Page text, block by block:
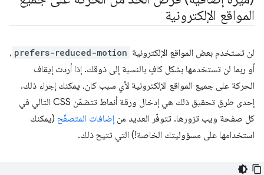
المواقع الإلكترونية
لن تستخدم بعض المواقع الإلكترونية prefers-reduced-motion ،
أو ربما لن تستخدمها بشكل كافٍ بالنسبة إلى ذوقك. إذا أردت إيقاف
الحركة على جميع المواقع الإلكترونية لأي سبب كان، يمكنك إجراء ذلك.
إحدى طرق تحقيق ذلك هي إدخال ورقة أنماط تتضمّن CSS التالي في
كل صفحة ويب تزورها. تتوفّر العديد من إضافات المتصفّح (يمكنك
استخدامها على مسؤوليتك الخاصة!) التي تتيح ذلك.